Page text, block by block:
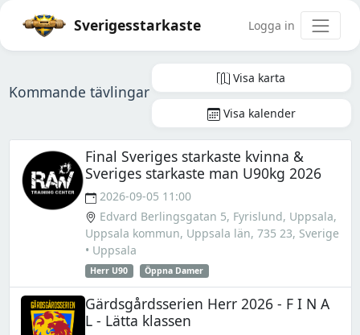
Sverigesstarkaste Logga in
Kommande tävlingar
Visa karta
Visa kalender
Final Sveriges starkaste kvinna &
Sveriges starkaste man U90kg 2026
2026-09-05 11:00
Edvard Berlingsgatan 5, Fyrislund, Uppsala,
Uppsala kommun, Uppsala län, 735 23, Sverige
• Uppsala
Herr U90 Öppna Damer
Gärdsgårdsserien Herr 2026 - F I N A
L - Lätta klassen